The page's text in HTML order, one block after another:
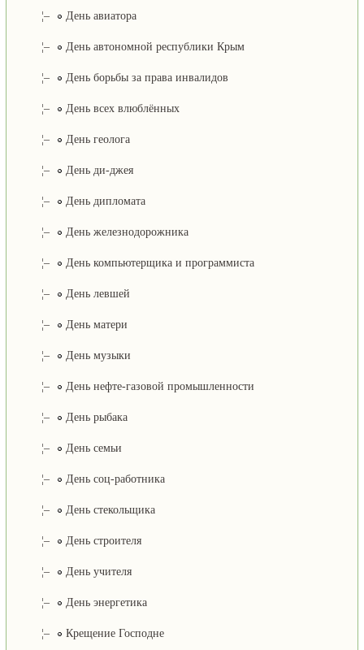
¦– День авиатора
¦– День автономной республики Крым
¦– День борьбы за права инвалидов
¦– День всех влюблённых
¦– День геолога
¦– День ди-джея
¦– День дипломата
¦– День железнодорожника
¦– День компьютерщика и программиста
¦– День левшей
¦– День матери
¦– День музыки
¦– День нефте-газовой промышленности
¦– День рыбака
¦– День семьи
¦– День соц-работника
¦– День стекольщика
¦– День строителя
¦– День учителя
¦– День энергетика
¦– Крещение Господне